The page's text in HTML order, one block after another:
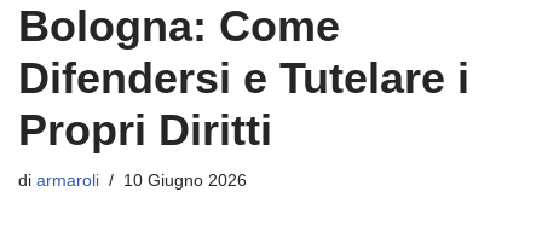
Bologna: Come
Difendersi e Tutelare i
Propri Diritti
di armaroli 10 Giugno 2026